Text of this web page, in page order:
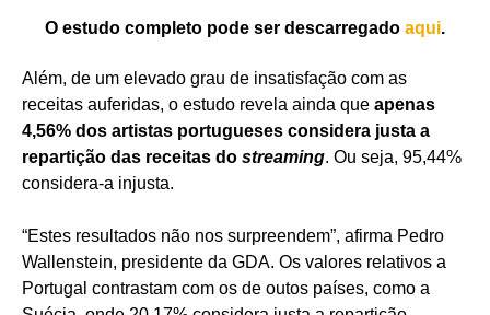
O estudo completo pode ser descarregado aqui.
Além, de um elevado grau de insatisfação com as
receitas auferidas, o estudo revela ainda que apenas
4,56% dos artistas portugueses considera justa a
repartição das receitas do streaming. Ou seja, 95,44%
considera-a injusta.
“Estes resultados não nos surpreendem”, afirma Pedro
Wallenstein, presidente da GDA. Os valores relativos a
Portugal contrastam com os de outos países, como a